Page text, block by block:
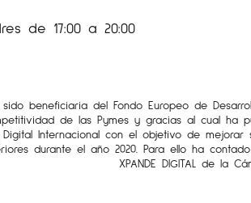
de 17:00 a 20:00
beneficiaria del Fondo Europeo de
de las Pymes y gracias al cual ha
Digital Internacional con el objetivo de mejorar
durante el año 2020. Para ello ha
XPANDE DIGITAL de la